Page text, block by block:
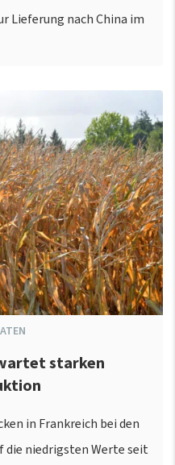
Lieferung nach China im
starken
in Frankreich bei den
niedrigsten Werte seit